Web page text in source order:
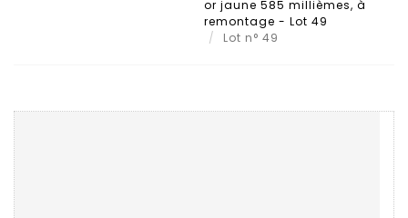
or jaune 585 millièmes, à
remontage - Lot 49
Lot n° 49